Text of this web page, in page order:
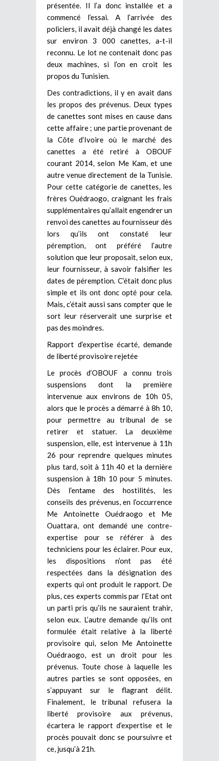
présentée. Il l’a donc installée et a
commencé l’essai. A l’arrivée des
policiers, il avait déjà changé les dates
sur environ 3 000 canettes, a-t-il
reconnu. Le lot ne contenait donc pas
deux machines, si l’on en croit les
propos du Tunisien.
Des contradictions, il y en avait dans
les propos des prévenus. Deux types
de canettes sont mises en cause dans
cette affaire ; une partie provenant de
la Côte d’Ivoire où le marché des
canettes a été retiré à OBOUF
courant 2014, selon Me Kam, et une
autre venue directement de la Tunisie.
Pour cette catégorie de canettes, les
frères Ouédraogo, craignant les frais
supplémentaires qu’allait engendrer un
renvoi des canettes au fournisseur dès
lors qu’ils ont constaté leur
péremption, ont préféré l’autre
solution que leur proposait, selon eux,
leur fournisseur, à savoir falsifier les
dates de péremption. C’était donc plus
simple et ils ont donc opté pour cela.
Mais, c’était aussi sans compter que le
sort leur réserverait une surprise et
pas des moindres.
Rapport d’expertise écarté, demande
de liberté provisoire rejetée
Le procès d’OBOUF a connu trois
suspensions dont la première
intervenue aux environs de 10h 05,
alors que le procès a démarré à 8h 10,
pour permettre au tribunal de se
retirer et statuer. La deuxième
suspension, elle, est intervenue à 11h
26 pour reprendre quelques minutes
plus tard, soit à 11h 40 et la dernière
suspension à 18h 10 pour 5 minutes.
Dès l’entame des hostilités, les
conseils des prévenus, en l’occurrence
Me Antoinette Ouédraogo et Me
Ouattara, ont demandé une contre-
expertise pour se référer à des
techniciens pour les éclairer. Pour eux,
les dispositions n’ont pas été
respectées dans la désignation des
experts qui ont produit le rapport. De
plus, ces experts commis par l’Etat ont
un parti pris qu’ils ne sauraient trahir,
selon eux. L’autre demande qu’ils ont
formulée était relative à la liberté
provisoire qui, selon Me Antoinette
Ouédraogo, est un droit pour les
prévenus. Toute chose à laquelle les
autres parties se sont opposées, en
s’appuyant sur le flagrant délit.
Finalement, le tribunal refusera la
liberté provisoire aux prévenus,
écartera le rapport d’expertise et le
procès pouvait donc se poursuivre et
ce, jusqu’à 21h.